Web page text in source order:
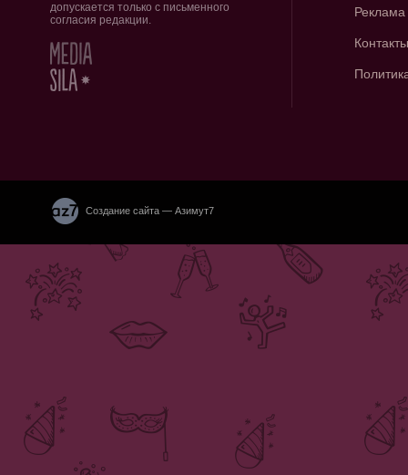
допускается только с письменного
согласия редакции.
Реклама
Контакты
Создание сайта — Азимут7